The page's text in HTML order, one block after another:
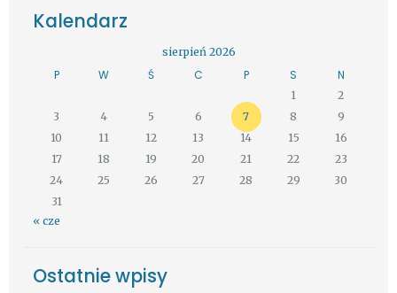
Kalendarz
sierpień 2026
P W Ś C P S N
1
2
3
4 5 6 7 8
9
10
11 12 13 14 15
16
17
18 19 20 21 22
23
24
25 26 27 28 29
30
31
« cze
Ostatnie wpisy